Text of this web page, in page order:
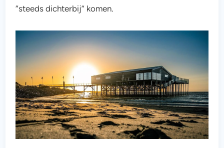
“steeds dichterbij” komen.